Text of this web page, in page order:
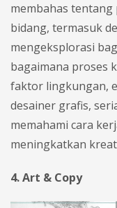
membahas
bidang, termasuk
mengeksplorasi
bagaimana proses
faktor lingkungan,
desainer grafis,
memahami cara
meningkatkan
4. Art & Copy